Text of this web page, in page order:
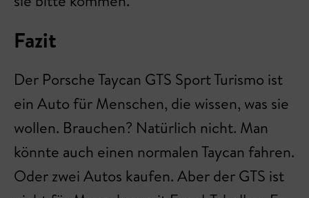
Fazit
Der Porsche Taycan GTS Sport Turismo ist
ein Auto für Menschen, die wissen, was sie
wollen. Brauchen? Natürlich nicht. Man
könnte auch einen normalen Taycan fahren.
Oder zwei Autos kaufen. Aber der GTS ist